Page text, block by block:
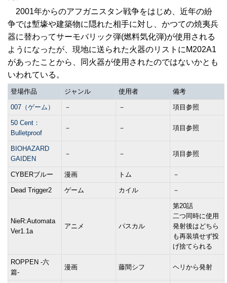
2001年からのアフガニスタン戦争をはじめ、近年の紛
争では塹壕や建築物に隠れた相手に対し、かつての焼夷兵
器に替わってサーモバリック弾(燃料気化弾)が使用される
ようになったが、現地に送られた火器のリストにM202A1
があったことから、同火器が使用されたのではないかとも
いわれている。
登場作品 ジャンル 使用者 備考
007（ゲーム） － － 項目参照
50 Cent：
Bulletproof
－ － 項目参照
BIOHAZARD
GAIDEN
－ － 項目参照
CYBERブルー 漫画 トム －
Dead Trigger2 ゲーム カイル －
NieR:Automata
Ver1.1a
アニメ パスカル
第20話
二つ同時に使用
発射後はどちら
も再装填せず投
げ捨てられる
ROPPEN -六
篇-
漫画 藤間シフ ヘリから発射